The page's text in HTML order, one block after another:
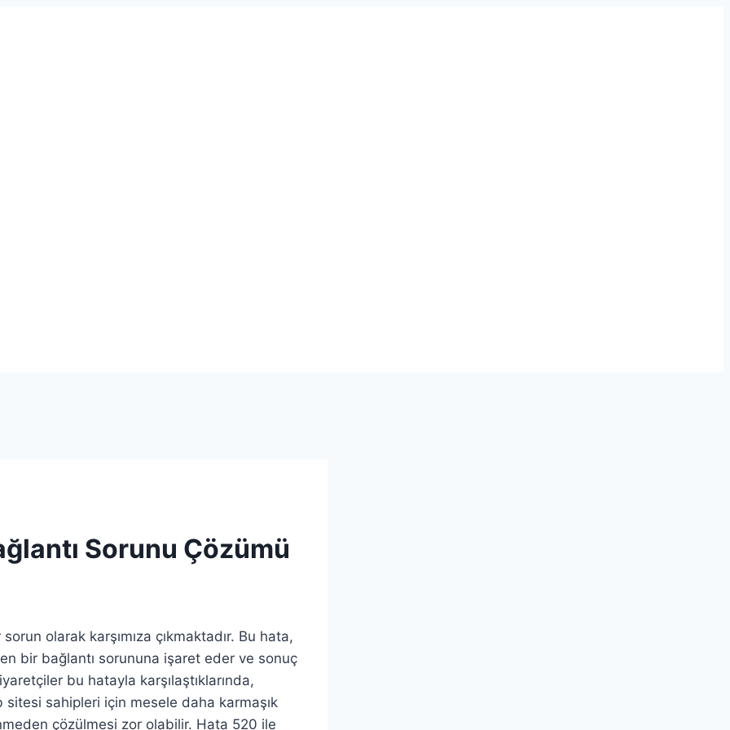
Sorunu Çözümü
olarak karşımıza çıkmaktadır. Bu hata,
bir bağlantı sorununa işaret eder ve sonuç
bu hatayla karşılaştıklarında,
sahipleri için mesele daha karmaşık
çözülmesi zor olabilir. Hata 520 ile